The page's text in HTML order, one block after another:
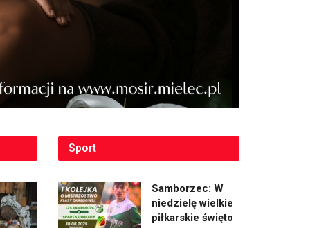
Sport
Samborzec: W
niedzielę wielkie
piłkarskie święto